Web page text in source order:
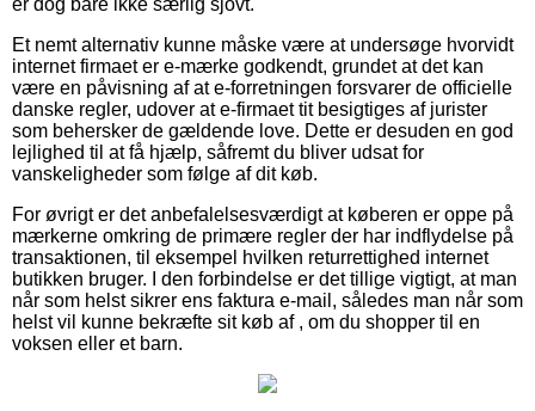
er dog bare ikke særlig sjovt.
Et nemt alternativ kunne måske være at undersøge hvorvidt
internet firmaet er e-mærke godkendt, grundet at det kan
være en påvisning af at e-forretningen forsvarer de officielle
danske regler, udover at e-firmaet tit besigtiges af jurister
som behersker de gældende love. Dette er desuden en god
lejlighed til at få hjælp, såfremt du bliver udsat for
vanskeligheder som følge af dit køb.
For øvrigt er det anbefalelsesværdigt at køberen er oppe på
mærkerne omkring de primære regler der har indflydelse på
transaktionen, til eksempel hvilken returrettighed internet
butikken bruger. I den forbindelse er det tillige vigtigt, at man
når som helst sikrer ens faktura e-mail, således man når som
helst vil kunne bekræfte sit køb af , om du shopper til en
voksen eller et barn.